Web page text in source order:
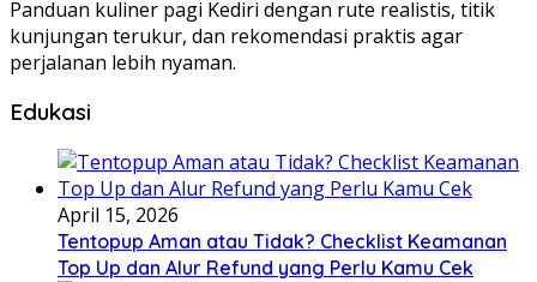
Panduan kuliner pagi Kediri dengan rute realistis, titik
kunjungan terukur, dan rekomendasi praktis agar
perjalanan lebih nyaman.
Edukasi
April 15, 2026
Tentopup Aman atau Tidak? Checklist Keamanan
Top Up dan Alur Refund yang Perlu Kamu Cek